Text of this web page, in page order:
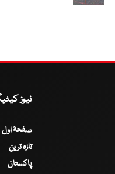
نیوز
صفحۂ اول
تازہ ترین
پاکستان